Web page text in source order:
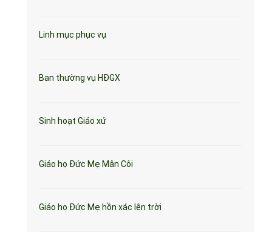
Linh mục phục vụ
Ban thường vụ HĐGX
Sinh hoạt Giáo xứ
Giáo họ Đức Mẹ Mân Côi
Giáo họ Đức Mẹ hồn xác lên trời